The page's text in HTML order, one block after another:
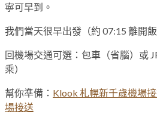
寧可早到。
我們當天很早出發（約 07:15 離開飯
回機場交通可選：包車（省腦）或
乘）
幫你準備： Klook 札幌新千歲機場
場接送